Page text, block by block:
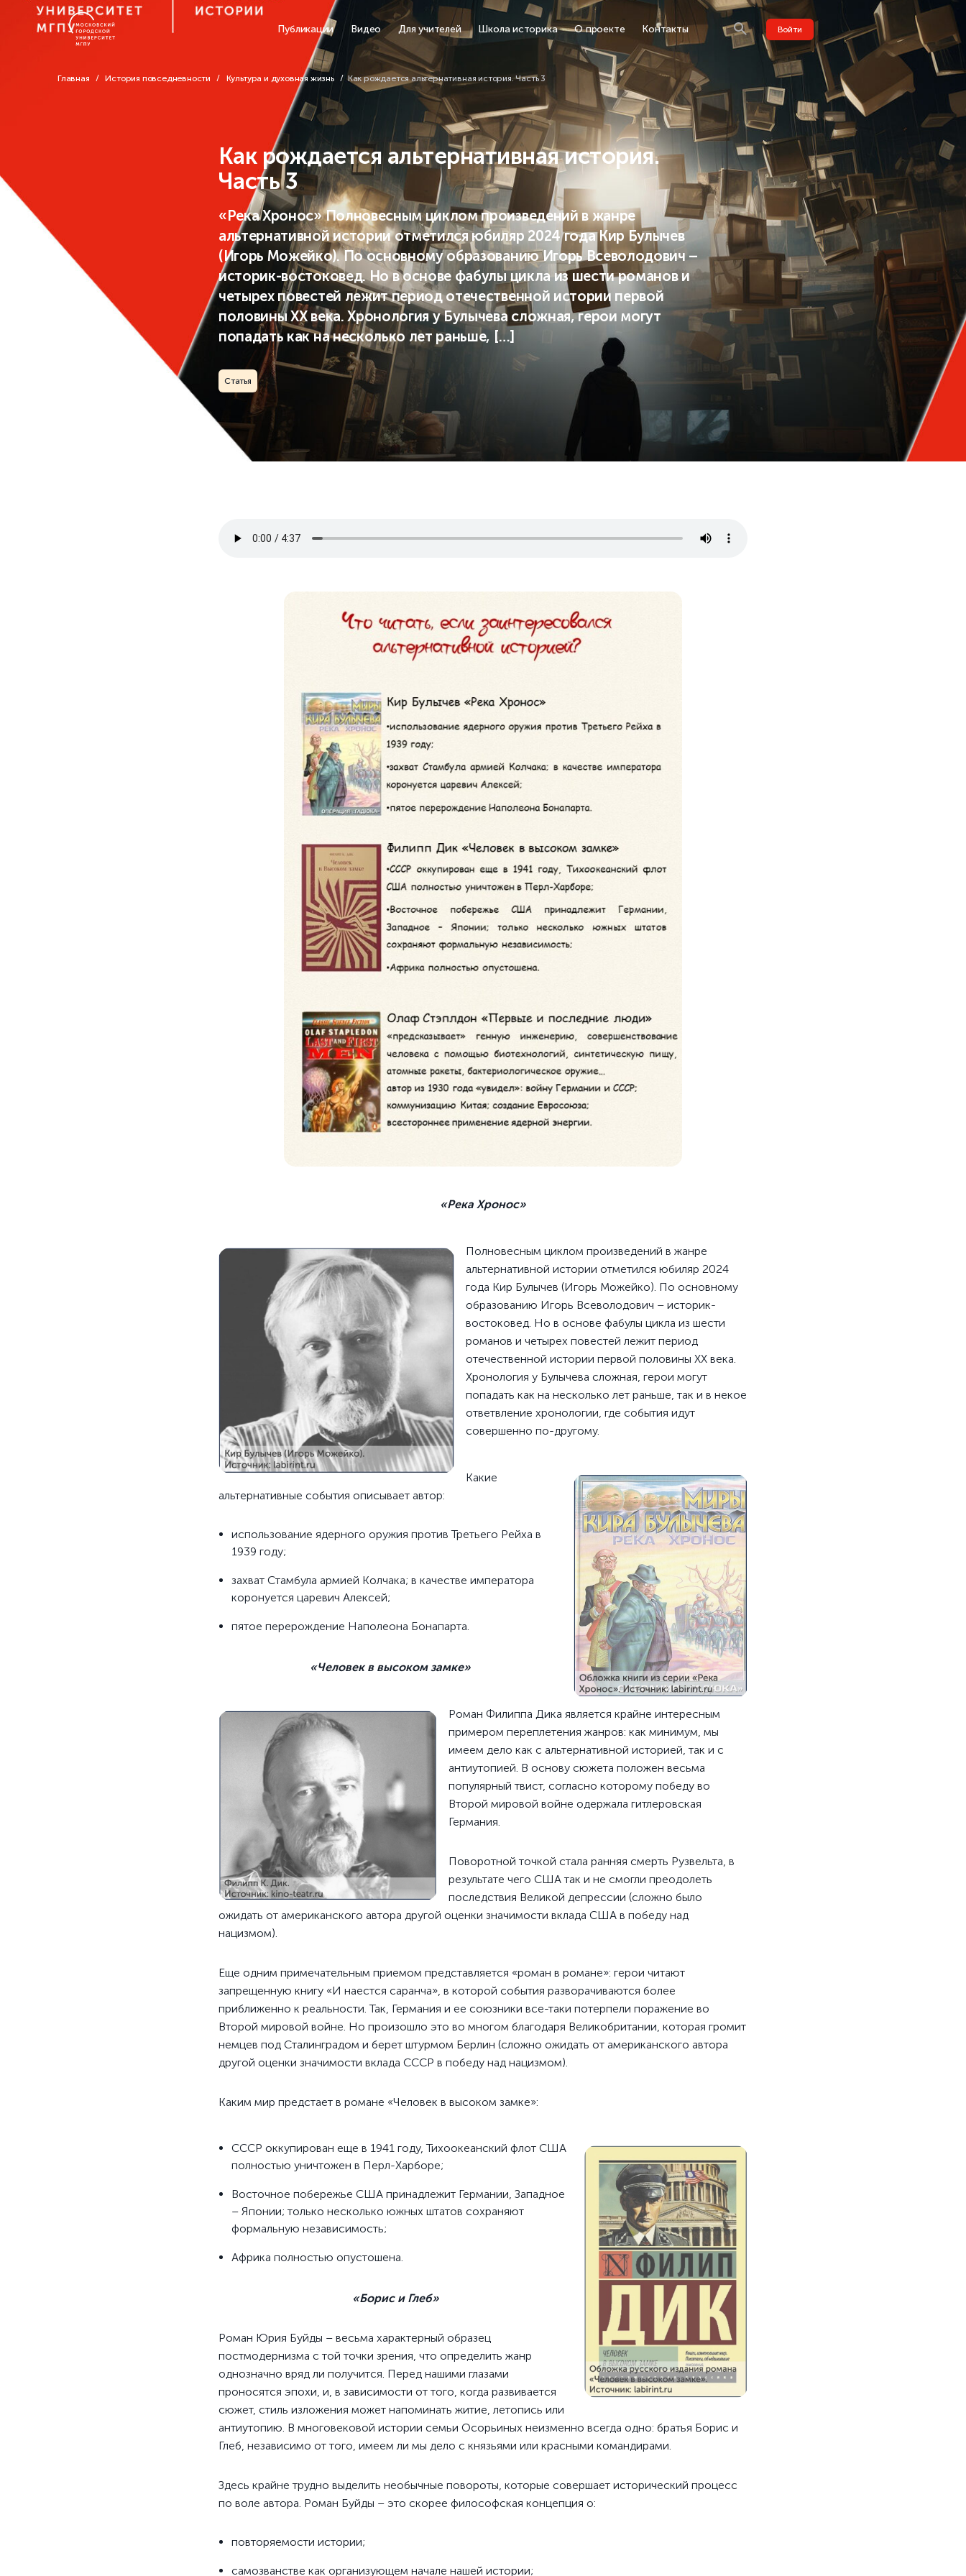
Публикации Видео Для учителей Школа историка О проекте Контакты Войти
Главная История повседневности Культура и духовная жизнь Как рождается альтернативная история. Часть 3
Как рождается альтернативная история.
Часть 3
«Река Хронос» Полновесным циклом произведений в жанре
альтернативной истории отметился юбиляр 2024 года Кир Булычев
(Игорь Можейко). По основному образованию Игорь Всеволодович –
историк-востоковед. Но в основе фабулы цикла из шести романов и
четырех повестей лежит период отечественной истории первой
половины ХХ века. Хронология у Булычева сложная, герои могут
попадать как на несколько лет раньше, […]
Статья
«Река Хронос»
Полновесным циклом произведений в жанре
альтернативной истории отметился юбиляр 2024
года Кир Булычев (Игорь Можейко). По основному
образованию Игорь Всеволодович – историк-
востоковед. Но в основе фабулы цикла из шести
романов и четырех повестей лежит период
отечественной истории первой половины ХХ века.
Хронология у Булычева сложная, герои могут
попадать как на несколько лет раньше, так и в некое
ответвление хронологии, где события идут
совершенно по-другому.
Какие
альтернативные события описывает автор:
использование ядерного оружия против Третьего Рейха в
1939 году;
захват Стамбула армией Колчака; в качестве императора
коронуется царевич Алексей;
пятое перерождение Наполеона Бонапарта.
«Человек в высоком замке»
Роман Филиппа Дика является крайне интересным
примером переплетения жанров: как минимум, мы
имеем дело как с альтернативной историей, так и с
антиутопией. В основу сюжета положен весьма
популярный твист, согласно которому победу во
Второй мировой войне одержала гитлеровская
Германия.
Поворотной точкой стала ранняя смерть Рузвельта, в
результате чего США так и не смогли преодолеть
последствия Великой депрессии (сложно было
ожидать от американского автора другой оценки значимости вклада США в победу над
нацизмом).
Еще одним примечательным приемом представляется «роман в романе»: герои читают
запрещенную книгу «И наестся саранча», в которой события разворачиваются более
приближенно к реальности. Так, Германия и ее союзники все-таки потерпели поражение во
Второй мировой войне. Но произошло это во многом благодаря Великобритании, которая громит
немцев под Сталинградом и берет штурмом Берлин (сложно ожидать от американского автора
другой оценки значимости вклада СССР в победу над нацизмом).
Каким мир предстает в романе «Человек в высоком замке»:
СССР оккупирован еще в 1941 году, Тихоокеанский флот США
полностью уничтожен в Перл-Харборе;
Восточное побережье США принадлежит Германии, Западное
– Японии; только несколько южных штатов сохраняют
формальную независимость;
Африка полностью опустошена.
«Борис и Глеб»
Роман Юрия Буйды – весьма характерный образец
постмодернизма с той точки зрения, что определить жанр
однозначно вряд ли получится. Перед нашими глазами
проносятся эпохи, и, в зависимости от того, когда развивается
сюжет, стиль изложения может напоминать житие, летопись или
антиутопию. В многовековой истории семьи Осорьиных неизменно всегда одно: братья Борис и
Глеб, независимо от того, имеем ли мы дело с князьями или красными командирами.
Здесь крайне трудно выделить необычные повороты, которые совершает исторический процесс
по воле автора. Роман Буйды – это скорее философская концепция о:
повторяемости истории;
самозванстве как организующем начале нашей истории;